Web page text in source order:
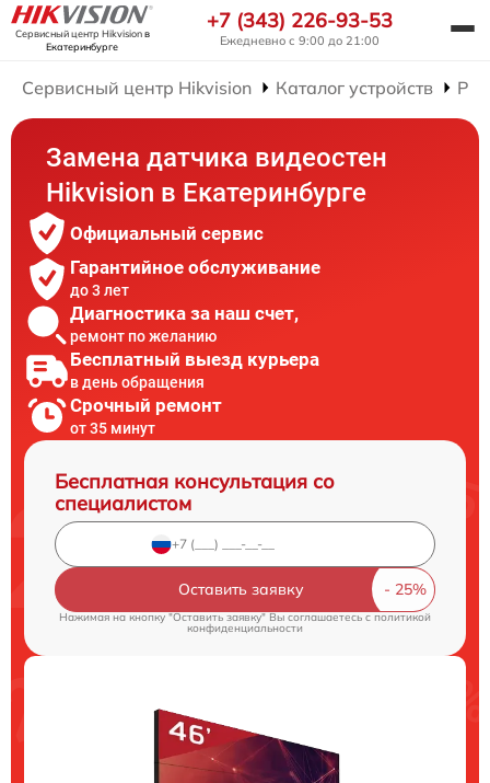
Сервисный центр Hikvisionв
Екатеринбурге
+7 (343) 226-93-53
Ежедневно с 9:00 до 21:00
Сервисный центр Hikvision Каталог устройств
Замена датчика видеостен
Hikvision в Екатеринбурге
Официальный сервис
Гарантийное обслуживание
до 3 лет
Диагностика за наш счет,
ремонт по желанию
Бесплатный выезд курьера
в день обращения
Срочный ремонт
от 35 минут
Бесплатная консультация со
специалистом
Оставить заявку
Нажимая на кнопку "Оставить заявку" Вы соглашаетесь cполитикой
конфиденциальности